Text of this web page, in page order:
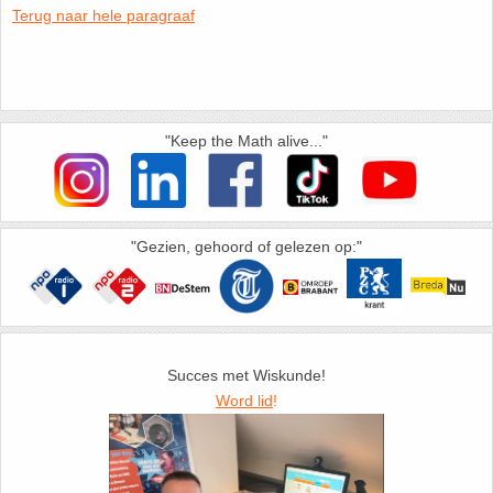
Terug naar hele paragraaf
"Keep the Math alive..."
"Gezien, gehoord of gelezen op:"
Succes met Wiskunde!
Word lid!
HAVO 5B - Hoofdstuk 10 - Meetkundige
(Nog geen toetsen)
19. Omtrek cirkel
20. Oppervlakte cilinder
21. Oppervlakte cirkel
22. Oppervlakte driehoek
23. Oppervlakte kegel
25. Oppervlakte trapezium